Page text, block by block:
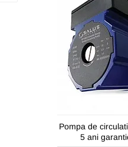
Pompa de
5 ani